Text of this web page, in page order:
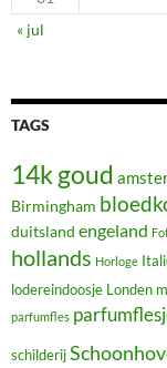
« jul
TAGS
14k goud
Birmingham
duitsland engeland
hollands Horloge
lodereindoosje Londen
parfumfles
schilderij